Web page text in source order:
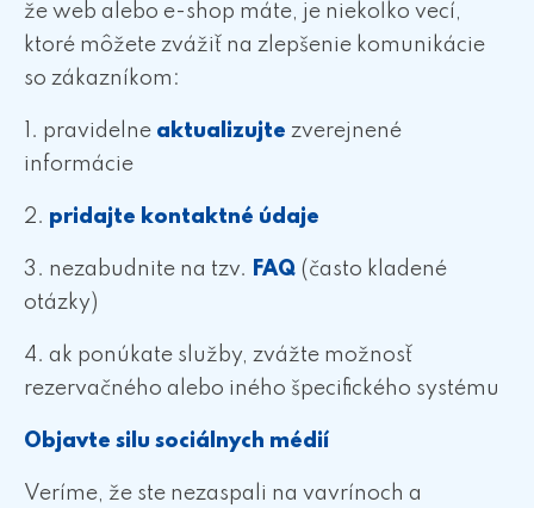
že web alebo e-shop máte, je niekoľko vecí,
ktoré môžete zvážiť na zlepšenie komunikácie
so zákazníkom:
1. pravidelne aktualizujte zverejnené
informácie
2. pridajte kontaktné údaje
3. nezabudnite na tzv. FAQ (často kladené
otázky)
4. ak ponúkate služby, zvážte možnosť
rezervačného alebo iného špecifického systému
Objavte silu sociálnych médií
Veríme, že ste nezaspali na vavrínoch a